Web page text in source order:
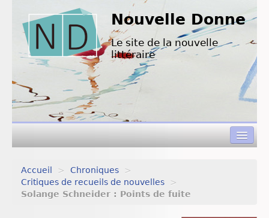
Nouvelle Donne
Le site de la nouvelle
littéraire
Concours de nouvelles
Accueil > Chroniques
>
Critiques de recueils de nouvelles
>
Solange Schneider : Points de fuite